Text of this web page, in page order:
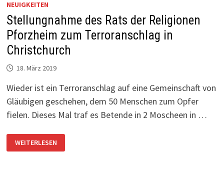
NEUIGKEITEN
Stellungnahme des Rats der Religionen
Pforzheim zum Terroranschlag in
Christchurch
18. März 2019
Wieder ist ein Terroranschlag auf eine Gemeinschaft von
Gläubigen geschehen, dem 50 Menschen zum Opfer
fielen. Dieses Mal traf es Betende in 2 Moscheen in …
STELLUNGNAHME
DES
RATS
WEITERLESEN